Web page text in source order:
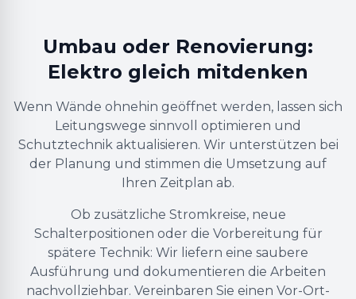
Umbau oder Renovierung:
Elektro gleich mitdenken
Wenn Wände ohnehin geöffnet werden, lassen sich
Leitungswege sinnvoll optimieren und
Schutztechnik aktualisieren. Wir unterstützen bei
der Planung und stimmen die Umsetzung auf
Ihren Zeitplan ab.
Ob zusätzliche Stromkreise, neue
Schalterpositionen oder die Vorbereitung für
spätere Technik: Wir liefern eine saubere
Ausführung und dokumentieren die Arbeiten
nachvollziehbar. Vereinbaren Sie einen Vor-Ort-